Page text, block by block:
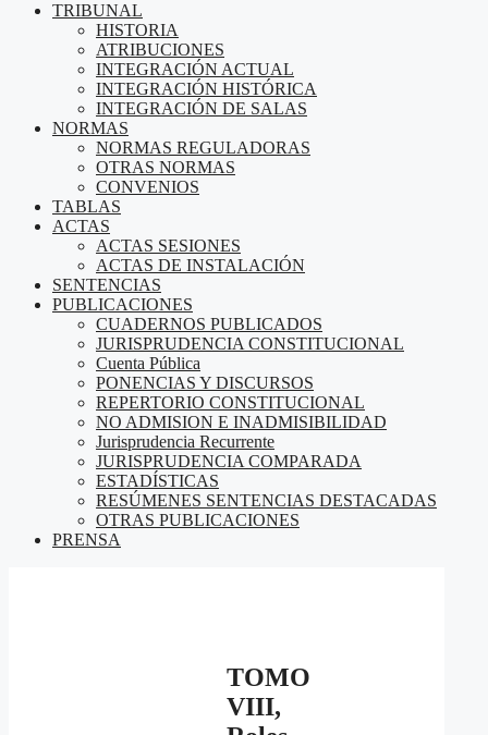
TRIBUNAL
HISTORIA
ATRIBUCIONES
INTEGRACIÓN ACTUAL
INTEGRACIÓN HISTÓRICA
INTEGRACIÓN DE SALAS
NORMAS
NORMAS REGULADORAS
OTRAS NORMAS
CONVENIOS
TABLAS
ACTAS
ACTAS SESIONES
ACTAS DE INSTALACIÓN
SENTENCIAS
PUBLICACIONES
CUADERNOS PUBLICADOS
JURISPRUDENCIA CONSTITUCIONAL
Cuenta Pública
PONENCIAS Y DISCURSOS
REPERTORIO CONSTITUCIONAL
NO ADMISION E INADMISIBILIDAD
Jurisprudencia Recurrente
JURISPRUDENCIA COMPARADA
ESTADÍSTICAS
RESÚMENES SENTENCIAS DESTACADAS
OTRAS PUBLICACIONES
PRENSA
TOMO
VIII,